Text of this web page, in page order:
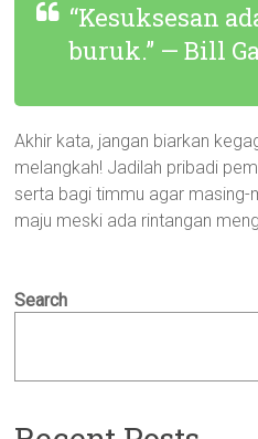
“Kesuksesan
buruk.” — Bill
Akhir kata, jangan biarkan
melangkah! Jadilah pribadi
serta bagi timmu agar
maju meski ada rintangan
Search